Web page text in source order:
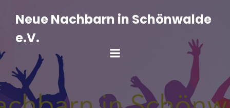
Inhalt
springenNeue Nachbarn in Schönwalde
e.V.